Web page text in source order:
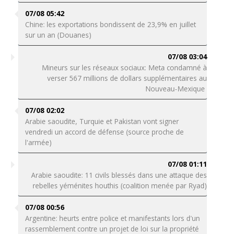
07/08 05:42
Chine: les exportations bondissent de 23,9% en juillet
sur un an (Douanes)
07/08 03:04
Mineurs sur les réseaux sociaux: Meta condamné à
verser 567 millions de dollars supplémentaires au
Nouveau-Mexique
07/08 02:02
Arabie saoudite, Turquie et Pakistan vont signer
vendredi un accord de défense (source proche de
l'armée)
07/08 01:11
Arabie saoudite: 11 civils blessés dans une attaque des
rebelles yéménites houthis (coalition menée par Ryad)
07/08 00:56
Argentine: heurts entre police et manifestants lors d'un
rassemblement contre un projet de loi sur la propriété